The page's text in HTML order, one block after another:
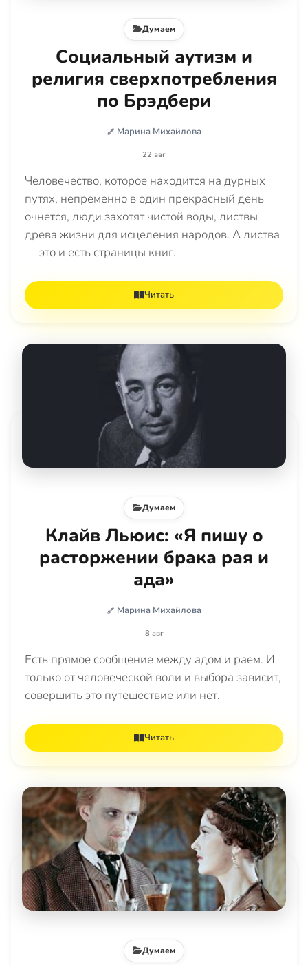
Думаем
Социальный аутизм и
религия сверхпотребления
по Брэдбери
Марина Михайлова
22 авг
Человечество, которое находится на дурных
путях, непременно в один прекрасный день
очнется, люди захотят чистой воды, листвы
древа жизни для исцеления народов. А листва
— это и есть страницы книг.
Читать
Думаем
Клайв Льюис: «Я пишу о
расторжении брака рая и
ада»
Марина Михайлова
8 авг
Есть прямое сообщение между адом и раем. И
только от человеческой воли и выбора зависит,
совершить это путешествие или нет.
Читать
Думаем